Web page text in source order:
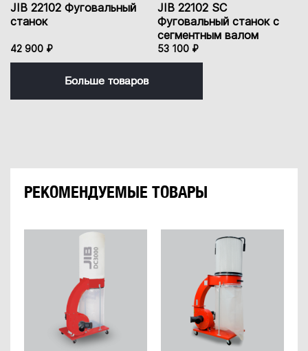
JIB 22102 Фуговальный
станок
42 900 ₽
JIB 22102 SC
Фуговальный станок с
сегментным валом
53 100 ₽
Больше товаров
РЕКОМЕНДУЕМЫЕ ТОВАРЫ